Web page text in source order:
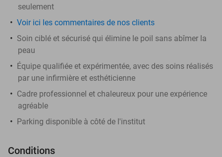
seulement
Voir ici les commentaires de nos clients
Soin ciblé et sécurisé qui élimine le poil sans abîmer la
peau
Équipe qualifiée et expérimentée, avec des soins réalisés
par une infirmière et esthéticienne
Cadre professionnel et chaleureux pour une expérience
agréable
Parking disponible à côté de l'institut
Conditions